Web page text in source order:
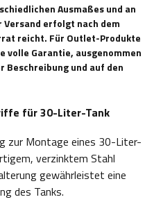
Ausmaßes und an
erfolgt nach dem
reicht. Für Outlet-Produkte
volle Garantie, ausgenommen
Beschreibung und auf den
für 30-Liter-Tank
zur Montage eines 30-Liter-
verzinktem Stahl
gewährleistet eine
des Tanks.